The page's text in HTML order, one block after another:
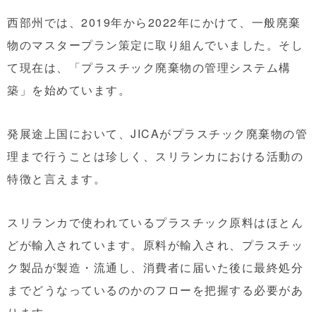
西部州では、2019年から2022年にかけて、一般廃棄
物のマスタープラン策定に取り組んでいました。そし
て現在は、「プラスチック廃棄物の管理システム構
築」を始めています。
発展途上国において、JICAがプラスチック廃棄物の管
理まで行うことは珍しく、スリランカにおける活動の
特徴と言えます。
スリランカで使われているプラスチック原料はほとん
どが輸入されています。原料が輸入され、プラスチッ
ク製品が製造・流通し、消費者に届いた後に最終処分
までどうなっているのかのフローを把握する必要があ